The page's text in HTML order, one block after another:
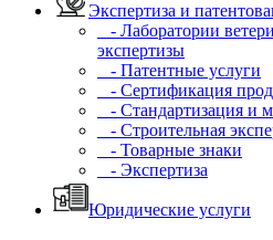
Экспертиза и
- Лаборатории
экспертизы
- Патентные услуги
- Сертификация
- Стандартизация и
- Строительная
- Товарные знаки
- Экспертиза
Юридические услуги